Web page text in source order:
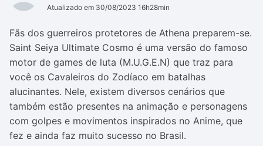
Atualizado em 30/08/2023 16h28min
Fãs dos guerreiros protetores de Athena preparem-se.
Saint Seiya Ultimate Cosmo é uma versão do famoso
motor de games de luta (M.U.G.E.N) que traz para
você os Cavaleiros do Zodíaco em batalhas
alucinantes. Nele, existem diversos cenários que
também estão presentes na animação e personagens
com golpes e movimentos inspirados no Anime, que
fez e ainda faz muito sucesso no Brasil.